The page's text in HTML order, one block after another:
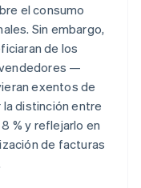
el consumo
Sin embargo,
de los
—
exentos de
distinción entre
% y reflejarlo en
de facturas